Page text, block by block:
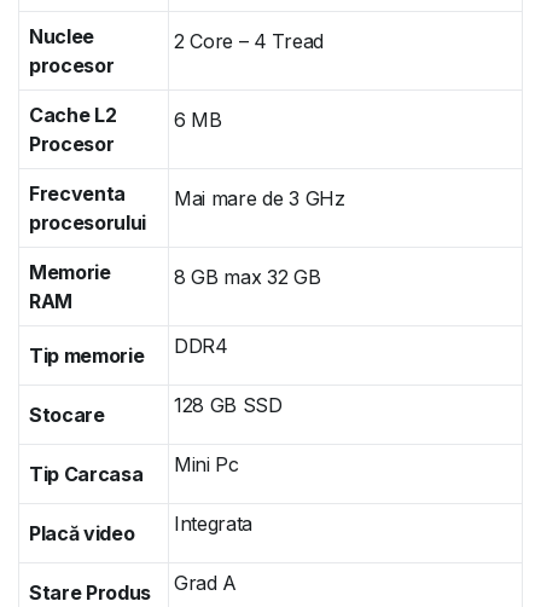
Nuclee
procesor
2 Core – 4 Tread
Cache L2
Procesor
6 MB
Frecventa
procesorului
Mai mare de 3 GHz
Memorie
RAM
8 GB max 32 GB
Tip memorie DDR4
Stocare 128 GB SSD
Tip Carcasa Mini Pc
Placă video Integrata
Stare Produs Grad A